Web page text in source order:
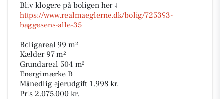
Bliv klogere på boligen her ↓
https://www.realmaeglerne.dk/bolig/725393-
baggesens-alle-35
Boligareal 99 m²
Kælder 97 m²
Grundareal 504 m²
Energimærke B
Månedlig ejerudgift 1.998 kr.
Pris 2.075.000 kr.